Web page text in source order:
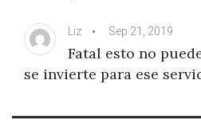
Liz Sep 21, 2019
Fatal esto no
se invierte para ese